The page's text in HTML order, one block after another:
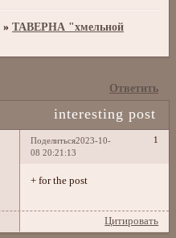
»ТАВЕРНА "хмельной
interesting post
Ответить
Поделиться 1
2023-10-
08 20:21:13
+ for the post
Цитировать